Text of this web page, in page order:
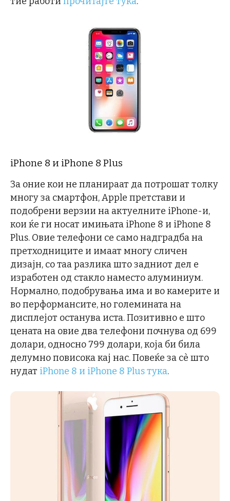
iPhone 8 и iPhone 8 Plus
За оние кои не планираат да потрошат толку
многу за смартфон, Apple претстави и
подобрени верзии на актуелните iPhone-и,
кои ќе ги носат имињата iPhone 8 и iPhone 8
Plus. Овие телефони се само надградба на
претходниците и имаат многу сличен
дизајн, со таа разлика што задниот дел е
изработен од стакло наместо алуминиум.
Нормално, подобрувања има и во камерите и
во перформансите, но големината на
дисплејот останува иста. Позитивно е што
цената на овие два телефони почнува од 699
долари, односно 799 долари, која би била
делумно повисока кај нас. Повеќе за сѐ што
нудат iPhone 8 и iPhone 8 Plus тука.